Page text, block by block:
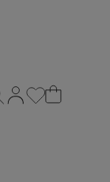
öffnen
öffnen